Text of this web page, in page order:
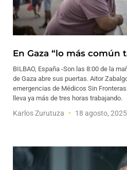
En Gaza “lo más común
BILBAO, España -Son las 8:00 de la
de Gaza abre sus puertas. Aitor
emergencias de Médicos Sin
lleva ya más de tres horas trabajando.
Karlos Zurutuza 18 agosto, 2025